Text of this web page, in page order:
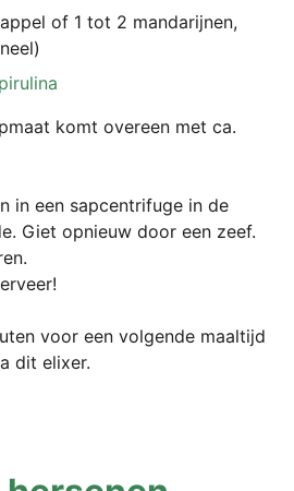
of 1 tot 2 man­da­ri­j­nen,
komt overe­en met ca.
in een sap­cen­tri­fu­ge in de
Giet opnieuw door een zeef.
voor een vol­gen­de maal­tijd
dit elixer.